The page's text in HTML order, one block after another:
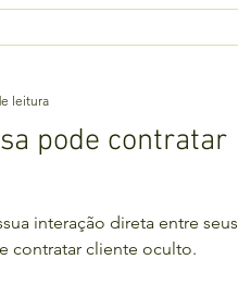
pode contratar
interação direta entre seus
contratar cliente oculto.
leitura